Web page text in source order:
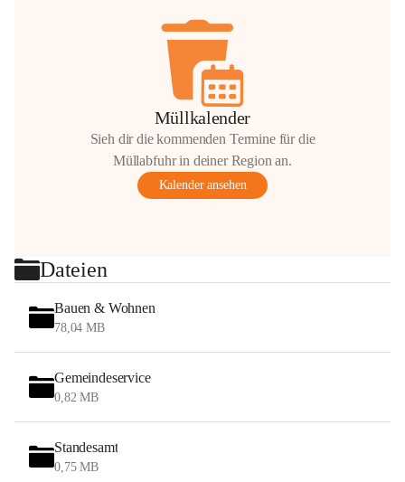
Müllkalender
Sieh dir die kommenden Termine für die
Müllabfuhr in deiner Region an.
Kalender ansehen
Dateien
Bauen & Wohnen
78,04 MB
Gemeindeservice
0,82 MB
Standesamt
0,75 MB